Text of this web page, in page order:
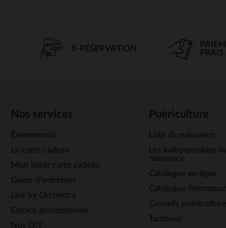
E-RÉSERVATION
Nos services
Évènements
La carte cadeau
Mon solde carte cadeau
Guide d'entretien
Live by Orchestra
Espace professionnel
Nos DIY
Puériculture
Liste de naissance
Les indispensables
naissance
Catalogue en ligne
Catalogue
Conseils puériculture
Tamboor